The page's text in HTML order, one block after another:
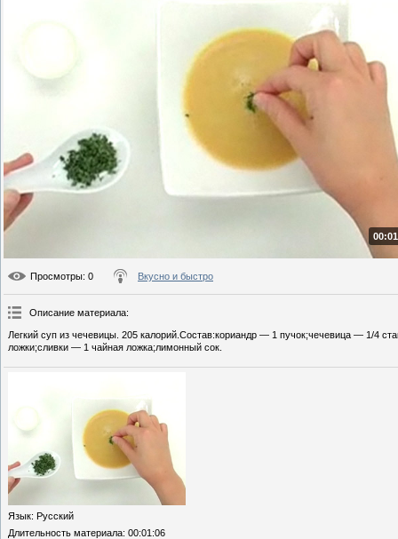
Просмотры: 0 Вкусно и быстро
Описание материала:
Легкий суп из чечевицы. 205 калорий.Состав:кориандр — 1 пучок;чечевица — 1/4
ложки;сливки — 1 чайная ложка;лимонный сок.
Язык: Русский
Длительность материала: 00:01:06